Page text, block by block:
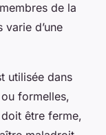
de la
d’une
utilisée dans
formelles,
être ferme,